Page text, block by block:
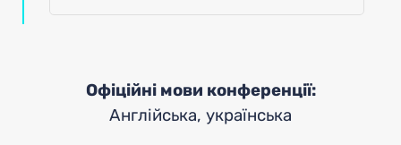
Офіційні мови конференції:
Англійська, українська